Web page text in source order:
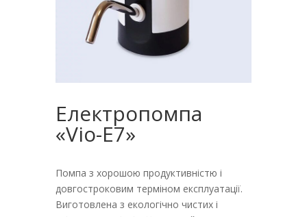
Електропомпа
«Vio-E7»
Помпа з хорошою продуктивністю і
довгостроковим терміном експлуатації.
Виготовлена з екологічно чистих і